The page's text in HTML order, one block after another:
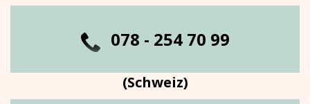
078 - 254 70 99
(Schweiz)